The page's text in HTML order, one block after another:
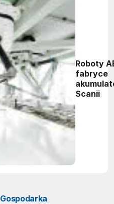
Roboty
fabryce
Scanii
Gospodarka